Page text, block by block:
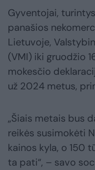
Gyventojai,
panašios
Lietuvoje,
(VMI) iki gruodžio
mokesčio
už 2024 metus,
„Šiais metais bus
reikės susimokėti
kainos kyla, o 150
ta pati“, – savo